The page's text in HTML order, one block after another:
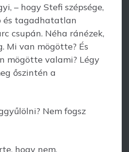
– hogy Stefi szépsége,
és tagadhatatlan
csupán. Néha ránézek,
Mi van mögötte? És
mögötte valami? Légy
őszintén a
Nem fogsz
hogy nem.